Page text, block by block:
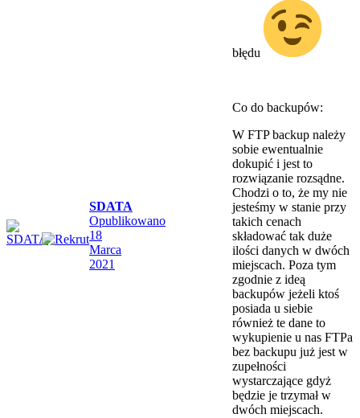
SDATA
Opublikowano
18
Marca
2021
błędu
Co do backupów:
W FTP backup należy
sobie ewentualnie
dokupić i jest to
rozwiązanie rozsądne.
Chodzi o to, że my nie
jesteśmy w stanie przy
takich cenach
składować tak duże
ilości danych w dwóch
miejscach. Poza tym
zgodnie z ideą
backupów jeżeli ktoś
posiada u siebie
również te dane to
wykupienie u nas FTPa
bez backupu już jest w
zupełności
wystarczające gdyż
będzie je trzymał w
dwóch miejscach.